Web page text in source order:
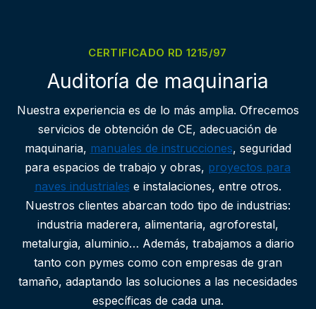
CERTIFICADO RD 1215/97
Auditoría de maquinaria
Nuestra experiencia es de lo más amplia. Ofrecemos
servicios de obtención de CE, adecuación de
maquinaria, manuales de instrucciones, seguridad
para espacios de trabajo y obras, proyectos para
naves industriales e instalaciones, entre otros.
Nuestros clientes abarcan todo tipo de industrias:
industria maderera, alimentaria, agroforestal,
metalurgia, aluminio… Además, trabajamos a diario
tanto con pymes como con empresas de gran
tamaño, adaptando las soluciones a las necesidades
específicas de cada una.